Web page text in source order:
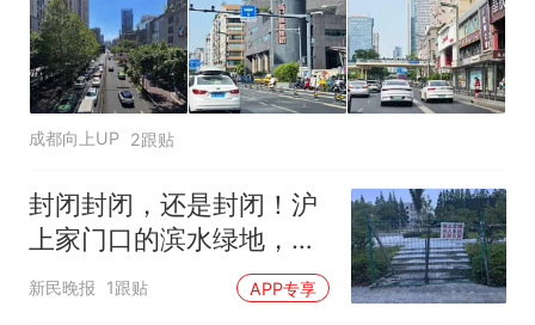
成都向上UP 2跟贴
封闭封闭，还是封闭！沪
上家门口的滨水绿地，建
成两年“不开放”！居民“铤
新民晚报 1跟贴 APP专享